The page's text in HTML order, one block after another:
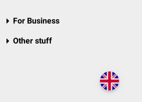
For Business
Other stuff